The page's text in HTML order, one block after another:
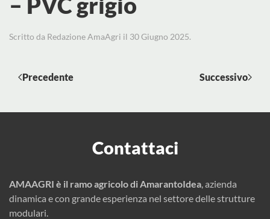
Scritto da Redazione AmaAgri il 30 Giugno 2025.
Precedente Successivo
Contattaci
AMAAGRI è il ramo agricolo di AmarantoIdea, azienda
dinamica e con grande esperienza nel settore delle strutture
modulari.